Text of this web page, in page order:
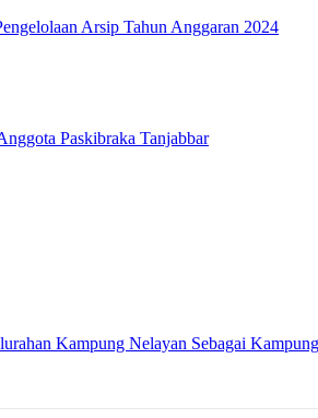
Arsip Tahun Anggaran 2024
Paskibraka Tanjabbar
Kampung Nelayan Sebagai